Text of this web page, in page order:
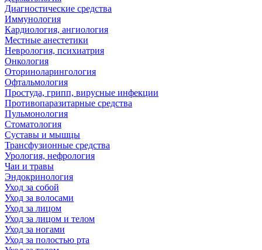
Диагностические средства
Иммунология
Кардиология, ангиология
Местные анестетики
Неврология, психиатрия
Онкология
Оториноларингология
Офтальмология
Простуда, грипп, вирусные инфекции
Противопаразитарные средства
Пульмонология
Стоматология
Суставы и мышцы
Трансфузионные средства
Урология, нефрология
Чаи и травы
Эндокринология
Уход за собой
Уход за волосами
Уход за лицом
Уход за лицом и телом
Уход за ногами
Уход за полостью рта